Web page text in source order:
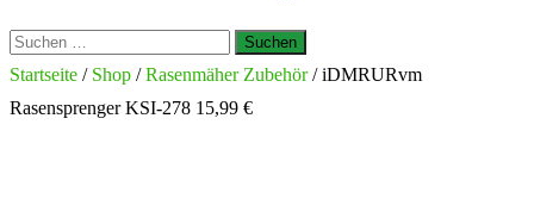
Suchen
nach:
Startseite / Shop /Rasenmäher Zubehör/ iDMRURvm
Rasensprenger KSI-278 15,99 €